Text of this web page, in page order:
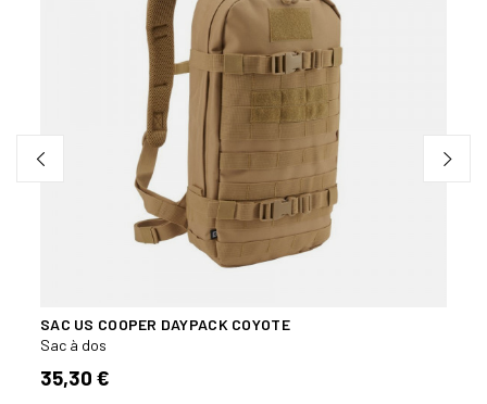
SAC US COOPER DAYPACK COYOTE
Sac à dos
35,30 €